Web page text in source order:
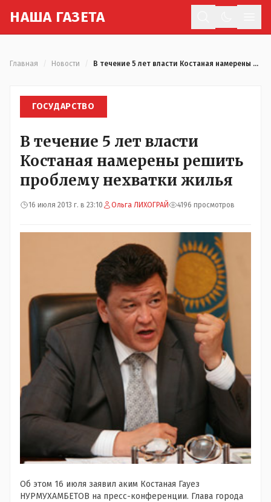
НАША ГАЗЕТА
Главная Новости В течение 5 лет власти Костаная намерены решить проблему нехватки жилья
ГОСУДАРСТВО
В течение 5 лет власти
Костаная намерены решить
проблему нехватки жилья
16 июля 2013 г. в 23:10 Ольга ЛИХОГРАЙ 4196 просмотров
Об этом 16 июля заявил аким Костаная Гауез
НУРМУХАМБЕТОВ на пресс-конференции. Глава города